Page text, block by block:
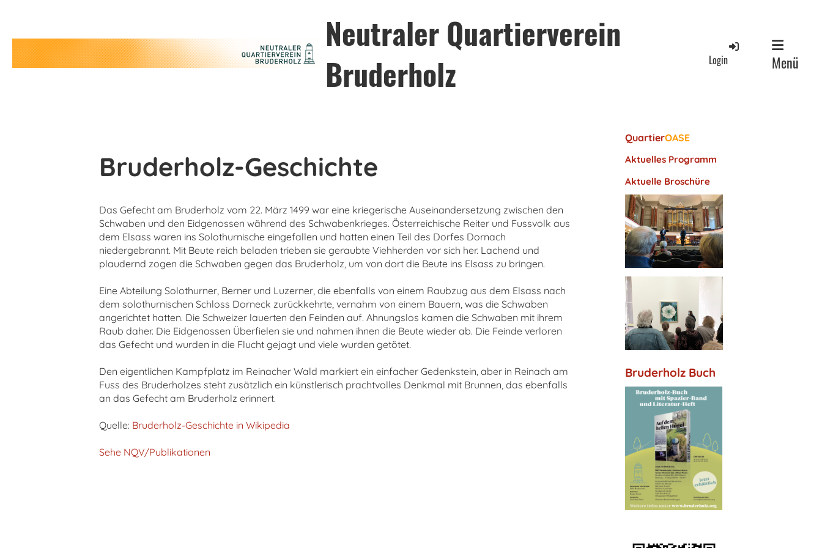
Neutraler Quartierverein
Bruderholz
Login Menü
Bruderholz-Geschichte
Das Gefecht am Bruderholz vom 22. März 1499 war eine kriegerische Auseinandersetzung zwischen den
Schwaben und den Eidgenossen während des Schwabenkrieges. Österreichische Reiter und Fussvolk aus
dem Elsass waren ins Solothurnische eingefallen und hatten einen Teil des Dorfes Dornach
niedergebrannt. Mit Beute reich beladen trieben sie geraubte Viehherden vor sich her. Lachend und
plaudernd zogen die Schwaben gegen das Bruderholz, um von dort die Beute ins Elsass zu bringen.
Eine Abteilung Solothurner, Berner und Luzerner, die ebenfalls von einem Raubzug aus dem Elsass nach
dem solothurnischen Schloss Dorneck zurückkehrte, vernahm von einem Bauern, was die Schwaben
angerichtet hatten. Die Schweizer lauerten den Feinden auf. Ahnungslos kamen die Schwaben mit ihrem
Raub daher. Die Eidgenossen Überfielen sie und nahmen ihnen die Beute wieder ab. Die Feinde verloren
das Gefecht und wurden in die Flucht gejagt und viele wurden getötet.
Den eigentlichen Kampfplatz im Reinacher Wald markiert ein einfacher Gedenkstein, aber in Reinach am
Fuss des Bruderholzes steht zusätzlich ein künstlerisch prachtvolles Denkmal mit Brunnen, das ebenfalls
an das Gefecht am Bruderholz erinnert.
Quelle: Bruderholz-Geschichte in Wikipedia
Sehe NQV/Publikationen
QuartierOASE
Aktuelles Programm
Aktuelle Broschüre
Bruderholz Buch